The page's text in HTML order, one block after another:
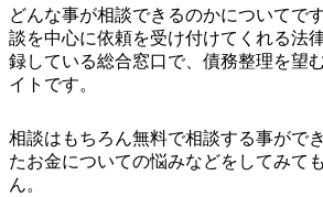
どんな事が相談できるのかについてで
談を中心に依頼を受け付けてくれる法
録している総合窓口で、債務整理を望
イトです。
相談はもちろん無料で相談する事がで
たお金についての悩みなどをしてみて
ん。